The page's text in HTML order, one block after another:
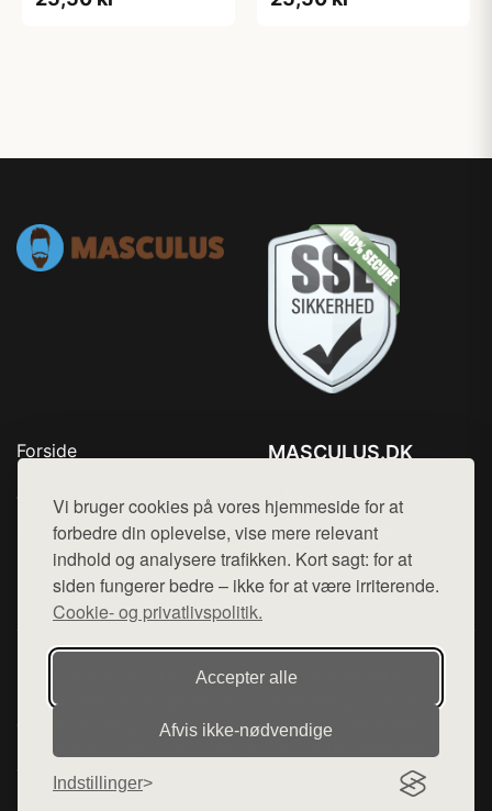
Vi bruger cookies på vores hjemmeside for at
forbedre din oplevelse, vise mere relevant
indhold og analysere trafikken. Kort sagt: for at
siden fungerer bedre – ikke for at være irriterende.
Cookie- og privatlivspolitik.
Accepter alle
Afvis ikke‑nødvendige
Indstillinger
Forside
Top Rabatter
Kontakt
MASCULUS.DK
Mail: hej@want.dk
Cookie- og privatlivspolitik
Denne side er en del af want.dk, der udgiver en række
hjemmesider med præsentation af forskellige produkter fra
diverse webshops. Der sælges ikke varer fra denne side - vi
henviser til de shops, som sælger varen. Vi har heller ikke
varerne på lager.